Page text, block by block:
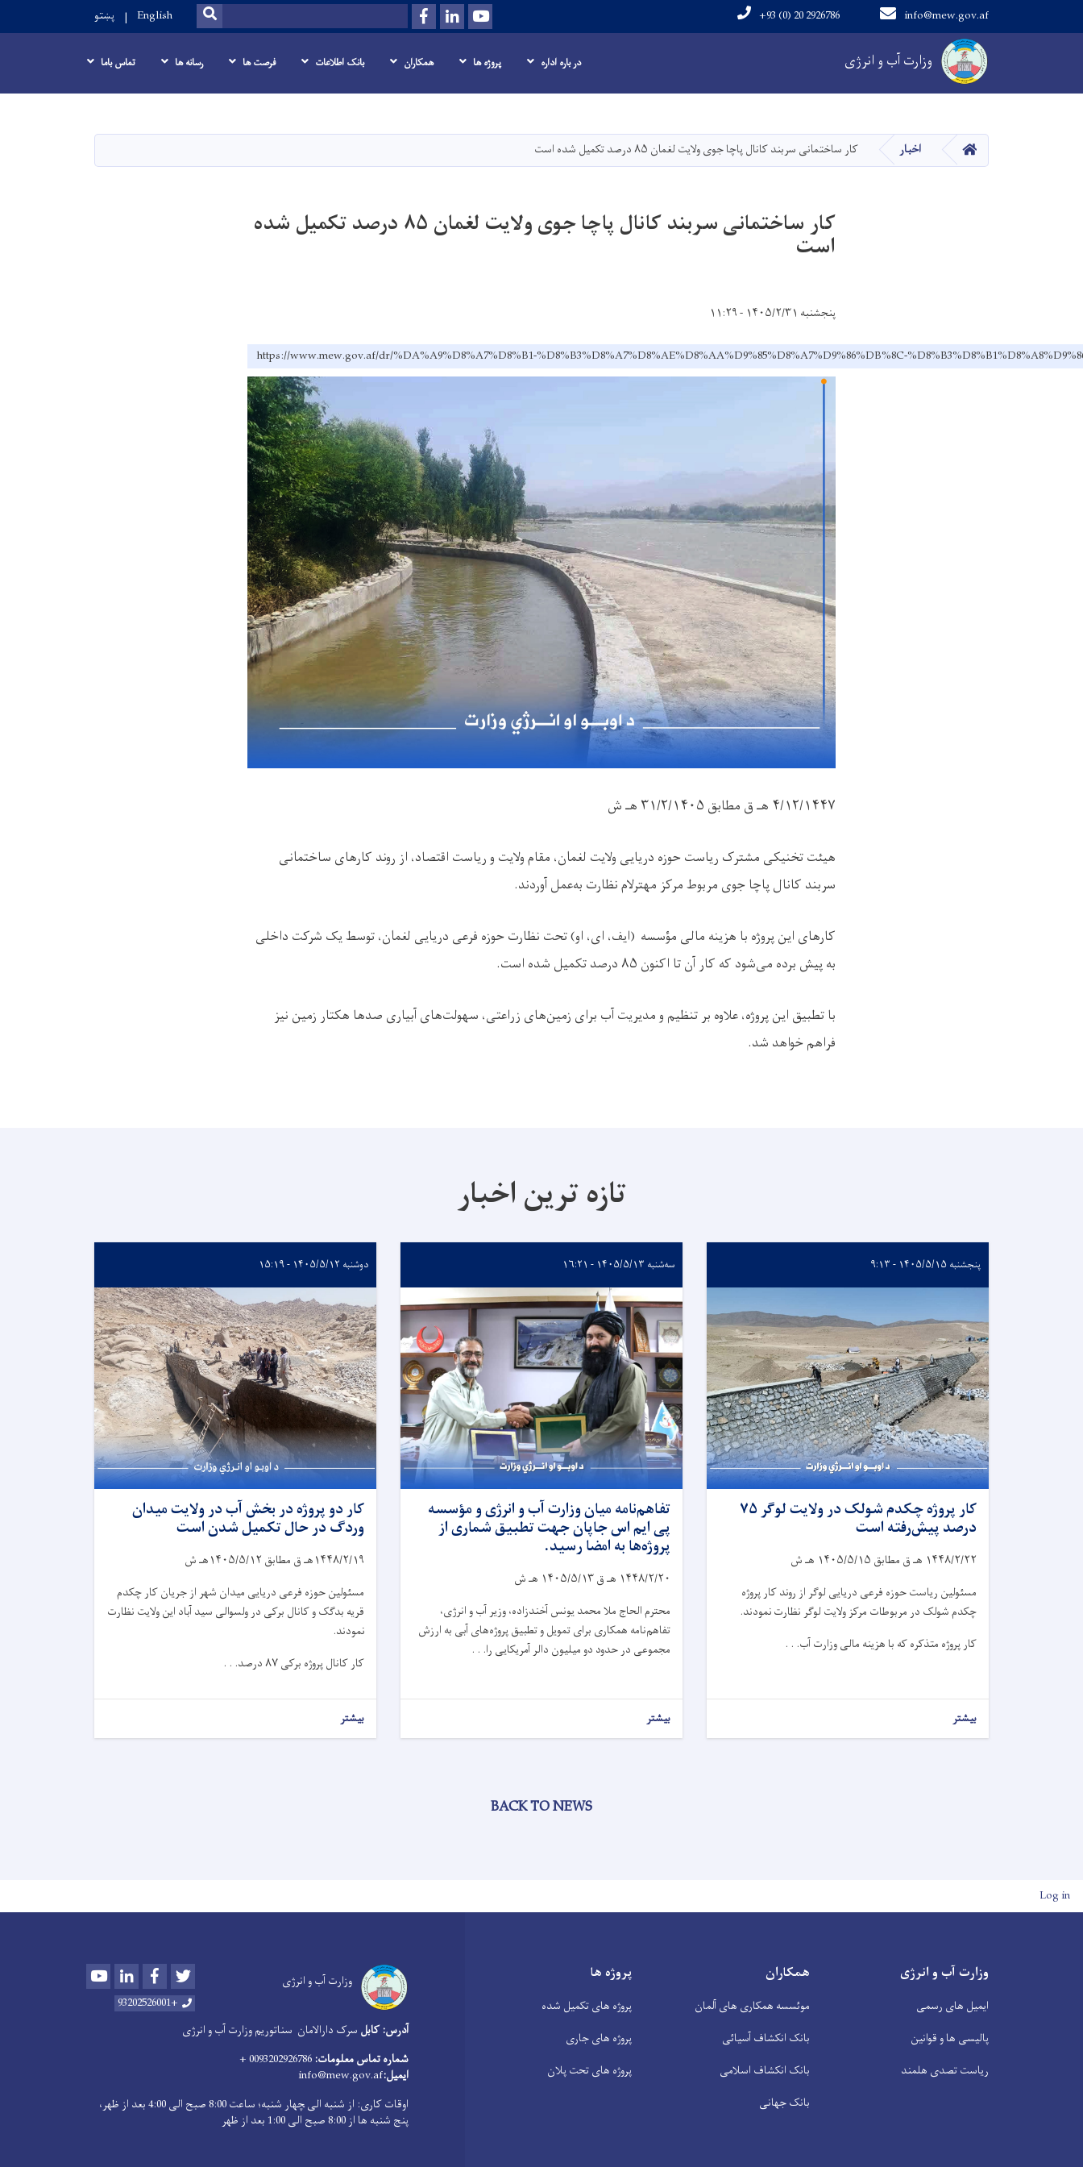
main
content
وزارت آب و انرژی
info@mew.gov.af
+93 (0) 20 2926786
Youtube
LinkedIn
Facebook
Search
SEARCH
English پښتو
Main navigation
در باره اداره پروژه ها همکاران بانک اطلاعات فرصت ها رسانه ها تماس باما
خانه اخبار کار ساختمانی سربند کانال پاچا‌ جوی ولایت لغمان ۸۵ درصد تکمیل شده است
کار ساختمانی سربند کانال پاچا‌ جوی ولایت لغمان ۸۵ درصد تکمیل شده
است
پنجشنبه ۱۴۰۵/۲/۳۱ - ۱۱:۲۹
https://www.mew.gov.af/dr/%DA%A9%D8%A7%D8%B1-%D8%B3%D8%A7%D8%AE%D8%AA%D9%85%D8%A7%D9%86%DB%8C-
۴/۱۲/۱۴۴۷ هـ ق مطابق ۳۱/۲/۱۴۰۵ هـ ش
هیئت تخنیکی مشترک ریاست حوزه دریایی ولایت لغمان، مقام ولایت و ریاست اقتصاد، از روند کارهای ساختمانی
سربند کانال پاچا جوی مربوط مرکز مهترلام نظارت به‌عمل آوردند.
کارهای این پروژه با هزینه مالی مؤسسه (ایف، ای، او) تحت نظارت حوزه فرعی دریایی لغمان، توسط یک شرکت داخلی
به پیش برده می‌شود که کار آن تا اکنون ۸۵درصد تکمیل شده است.
با تطبیق این پروژه، علاوه بر تنظیم و مدیریت آب برای زمین‌های زراعتی، سهولت‌های آبیاری صدها هکتار زمین نیز
فراهم خواهد شد.
تازه ترین اخبار
پنجشنبه ۱۴۰۵/۵/۱۵ - ۹:۱۳
کار پروژه چکدم شولک در ولایت لوگر ۷۵
درصد پیش‌رفته است
۱۴۴۸/۲/۲۲ هـ ق مطابق ۱۴۰۵/۵/۱۵ هـ ش
مسئولین ریاست حوزه فرعی دریایی لوگر از روند کار پروژه
چکدم شولک در مربوطات مرکز ولایت لوگر نظارت نمودند.
کار پروژه متذکره که با هزینه مالی وزارت آب. . .
بیشتر
سه‌شنبه ۱۴۰۵/۵/۱۳ - ۱۶:۲۱
تفاهم‌نامه میان وزارت آب و انرژی و مؤسسه
پی ایم اس جاپان جهت تطبیق شماری از
پروژه‌ها به امضا رسید.
۱۴۴۸/۲/۲۰ هـ ق۱۴۰۵/۵/۱۳ هـ ش
محترم الحاج ملا محمد یونس آخندزاده، وزیر آب و انرژی،
تفاهم‌نامه همکاری برای تمویل و تطبیق پروژه‌های آبی به ارزش
مجموعی در حدود دو میلیون دالر آمریکایی را. . .
بیشتر
دوشنبه ۱۴۰۵/۵/۱۲ - ۱۵:۱۹
کار دو پروژه در بخش آب در ولایت میدان
وردگ در حال تکمیل شدن است
۱۴۴۸/۲/۱۹هـ ق مطابق ۱۴۰۵/۵/۱۲هـ ش
مسئولین حوزه فرعی دریایی میدان شهر از جریان کار چکدم
قریه بدگک و کانال برکی در ولسوالی سید آباد این ولایت نظارت
نمودند.
کار کانال پروژه برکی۸۷درصد. . .
بیشتر
BACK TO NEWS
User account menu
Log in
وزارت آب و انرژی
ایمیل های رسمی
پالیسی ها و قوانین
ریاست تصدی هلمند
همکاران
موئسسه همکاری های آلمان
بانک انکشاف آسیائی
بانک انکشاف اسلامی
بانک جهانی
پروژه ها
پروژه های تکمیل شده
پروژه های جاری
پروژه های تحت پلان
وزارت آب و انرژی YoutubeLinkedInFacebook
+93202526001
آدرس: کابل سرک دارالامان سناتوریم وزارت آب و انرژی
شماره تماس معلومات:
ایمیل:info@mew.gov.af
اوقات کاری: از شنبه الی ‍چهار شنبه؛ ساعت 8:00 صبح الی 4:00 بعد از ظهر،
پنج شنبه ها از 8:00 صبح الی 1:00 بعد از ظهر